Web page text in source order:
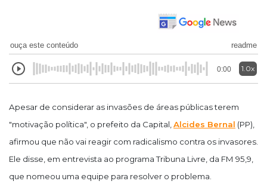
ouça este conteúdo readme
0:00 1.0x
Apesar de considerar as invasões de áreas públicas terem
"motivação política", o prefeito da Capital, Alcides Bernal (PP),
afirmou que não vai reagir com radicalismo contra os invasores.
Ele disse, em entrevista ao programa Tribuna Livre, da FM 95,9,
que nomeou uma equipe para resolver o problema.